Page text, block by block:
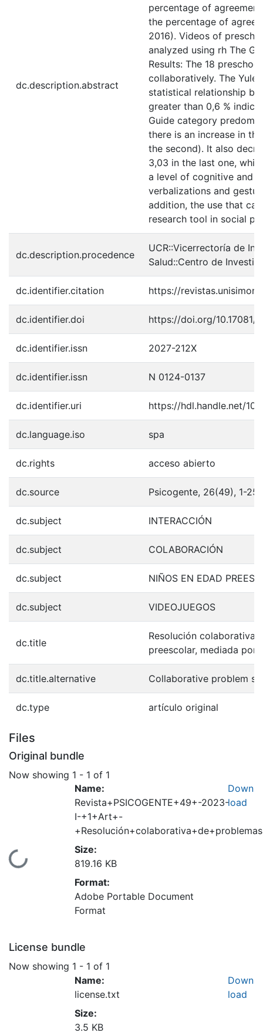
dc.description.abstract
percentage of
the percentage of
2016). Videos of
analyzed using rh The
Results: The 18
collaboratively. The Yule
statistical relationship
greater than 0,6 %
Guide category
there is an increase in
the second). It also
3,03 in the last one,
a level of cognitive and
verbalizations and
addition, the use that
research tool in social
dc.description.procedence
UCR::Vicerrectoría de
Salud::Centro de
dc.identifier.citation https://
dc.identifier.doi https://doi.org/10.17081/
dc.identifier.issn 2027-212X
dc.identifier.issn N 0124-0137
dc.identifier.uri https://hdl.handle.net/
dc.language.iso spa
dc.rights acceso abierto
dc.source Psicogente, 26(49), 1-25
dc.subject INTERACCIÓN
dc.subject COLABORACIÓN
dc.subject NIÑOS EN EDAD
dc.subject VIDEOJUEGOS
dc.title
Resolución colaborativa
preescolar, mediada por
dc.title.alternative Collaborative problem
dc.type artículo original
Files
Original bundle
Now showing 1 - 1 of 1
Loading...
Name:
Revista+PSICOGENTE+49+-2023-
I-+1+Art+-
Size:
819.16 KB
Format:
Adobe Portable Document
Format
Down
load
License bundle
Now showing 1 - 1 of 1
Name:
license.txt
Size:
3.5 KB
Down
load